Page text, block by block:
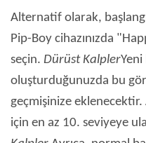
Alternatif olarak,
Pip-Boy cihazınızda
seçin. Dürüst Kalpler
oluşturduğunuzda bu
geçmişinize
için en az 10. seviyeye